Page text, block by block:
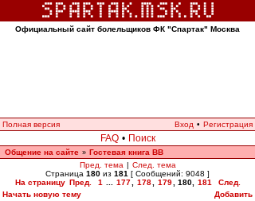
Официальный сайт болельщиков ФК "Спартак" Москва
Полная версия Вход • Регистрация
FAQ • Поиск
Общение на сайте » Гостевая книга ВВ
Пред. тема | След. тема
Страница 180 из 181 [ Сообщений: 9048 ]
На страницу Пред. 1 177 178 179 180, 181
След.
Начать новую тему
Добавить